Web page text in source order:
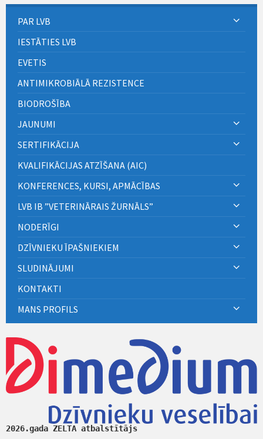
PAR LVB
IESTĀTIES LVB
EVETIS
ANTIMIKROBIĀLĀ REZISTENCE
BIODROŠĪBA
JAUNUMI
SERTIFIKĀCIJA
KVALIFIKĀCIJAS ATZĪŠANA (AIC)
KONFERENCES, KURSI, APMĀCĪBAS
LVB IB ”VETERINĀRAIS ŽURNĀLS”
NODERĪGI
DZĪVNIEKU ĪPAŠNIEKIEM
SLUDINĀJUMI
KONTAKTI
MANS PROFILS
2026.gada ZELTA atbalstītājs